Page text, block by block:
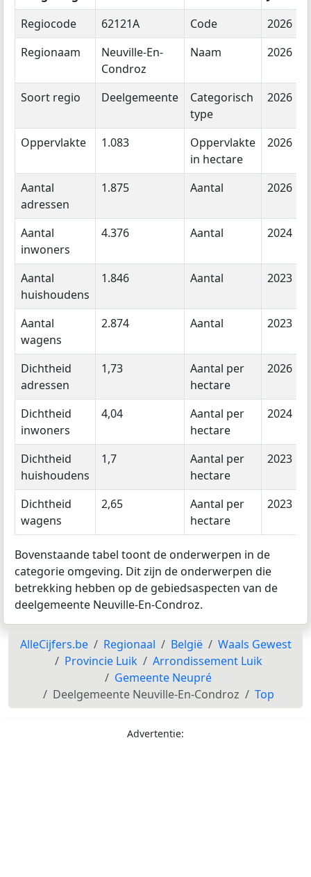
Regiocode
62121A Code
2026
Regionaam
Neuville-En-
Condroz
Naam 2026
Soort regio Deelgemeente
Categorisch
type
2026
Oppervlakte 1.083
Oppervlakte
in hectare
2026
Aantal
adressen
1.875 Aantal 2026
Aantal
inwoners
4.376 Aantal 2024
Aantal
huishoudens
1.846 Aantal 2023
Aantal
wagens
2.874 Aantal 2023
Dichtheid
adressen
1,73
Aantal per
hectare
2026
Dichtheid
inwoners
4,04
Aantal per
hectare
2024
Dichtheid
huishoudens
1,7
Aantal per
hectare
2023
Dichtheid
wagens
2,65
Aantal per
hectare
2023
Bovenstaande tabel toont de onderwerpen in de
categorie omgeving. Dit zijn de onderwerpen die
betrekking hebben op de gebiedsaspecten van de
deelgemeente Neuville-En-Condroz.
AlleCijfers.be Regionaal België
Waals Gewest
Provincie Luik
Arrondissement Luik
Gemeente Neupré
Deelgemeente Neuville-En-Condroz
Top
Advertentie: